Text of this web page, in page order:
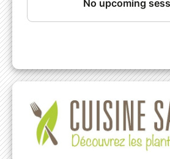
et de s'émerveiller de toutes
prennent les végétaux !
étant rigoureux.
que le lendemain, vous soyez
récolter et de cuisiner
sauvages.